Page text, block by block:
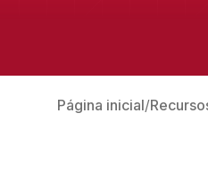
Página inicial